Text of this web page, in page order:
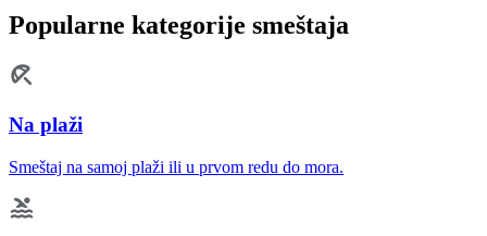
Popularne kategorije smeštaja
Na plaži
Smeštaj na samoj plaži ili u prvom redu do mora.